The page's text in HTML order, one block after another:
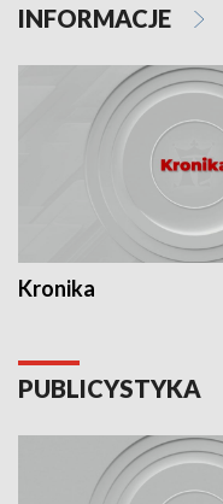
INFORMACJE
Kronika
PUBLICYSTYKA